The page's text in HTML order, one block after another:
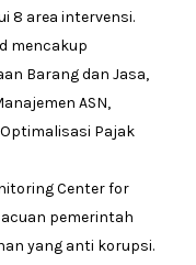
8 area intervensi.
mencakup
Barang dan Jasa,
ASN,
Pajak
Center for
pemerintah
yang anti korupsi.